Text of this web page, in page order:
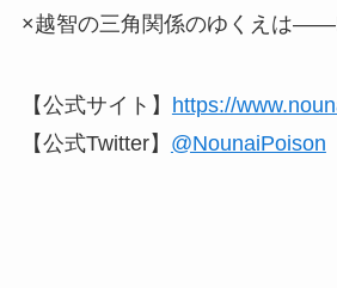
×越智の三角関係のゆくえは
【公式サイト】 https://
【公式Twitter】 @NounaiPoison